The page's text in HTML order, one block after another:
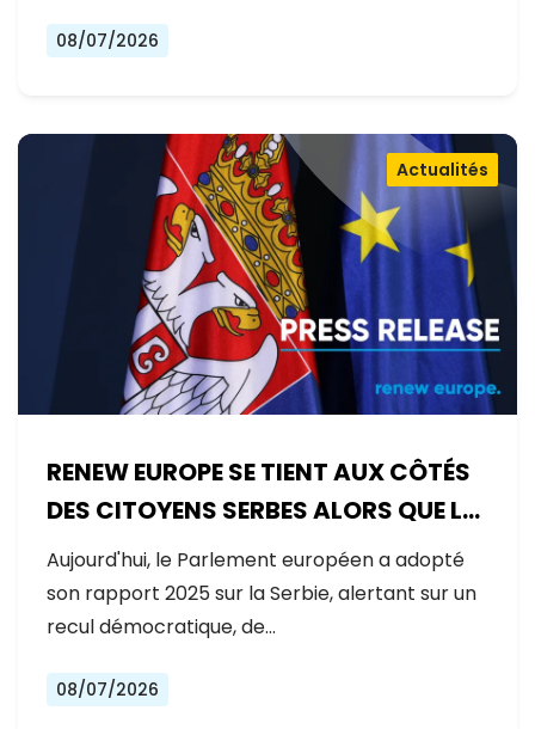
08/07/2026
RENEW EUROPE SE TIENT AUX CÔTÉS
DES CITOYENS SERBES ALORS QUE LE
GOUVERNEMENT RECULE SUR LES
RÉFORMES
Actualités
Aujourd'hui, le Parlement européen a adopté
son rapport 2025 sur la Serbie, alertant sur un
recul démocratique, de…
08/07/2026